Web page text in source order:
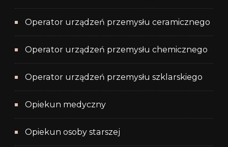
Operator urządzeń przemysłu ceramicznego
Operator urządzeń przemysłu chemicznego
Operator urządzeń przemysłu szklarskiego
Opiekun medyczny
Opiekun osoby starszej